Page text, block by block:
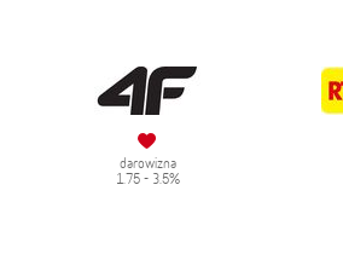
darowizna
1.75 - 3.5%